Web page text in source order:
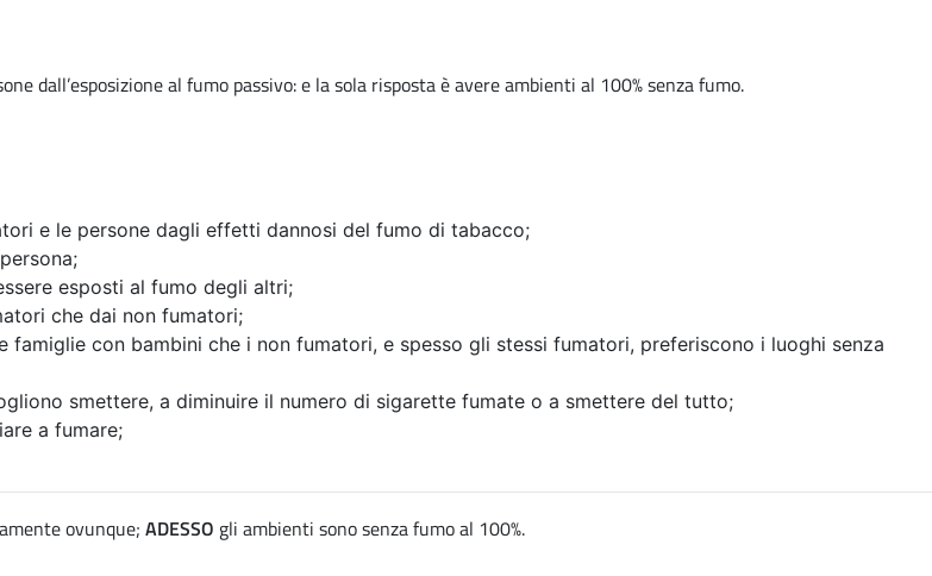
dall’esposizione al fumo passivo: e la sola risposta è avere ambienti al 100% senza fumo.
e le persone dagli effetti dannosi del fumo di tabacco;
esposti al fumo degli altri;
che dai non fumatori;
con bambini che i non fumatori, e spesso gli stessi fumatori, preferiscono i luoghi senza
smettere, a diminuire il numero di sigarette fumate o a smettere del tutto;
a fumare;
ovunque; ADESSO gli ambienti sono senza fumo al 100%.